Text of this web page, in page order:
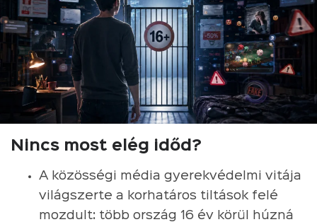
Nincs most elég időd?
A közösségi média gyerekvédelmi vitája
világszerte a korhatáros tiltások felé
mozdult: több ország 16 év körül húzná